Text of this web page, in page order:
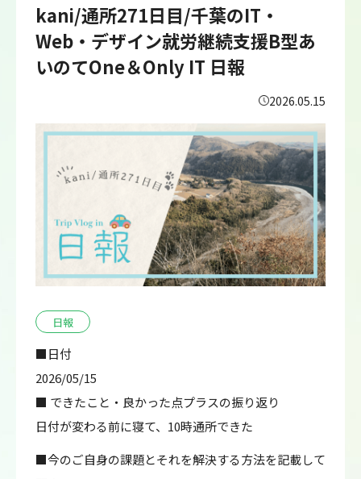
kani/通所271日目/千葉のIT・
Web・デザイン就労継続支援B型あ
いのてOne＆Only IT 日報
2026.05.15
日報
■日付
2026/05/15
■ できたこと・良かった点プラスの振り返り
日付が変わる前に寝て、10時通所できた
■今のご自身の課題とそれを解決する方法を記載して